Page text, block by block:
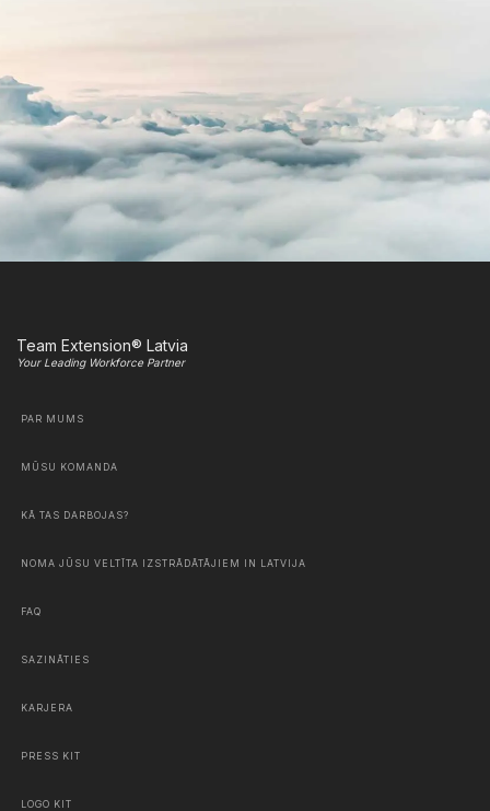
Team Extension® Latvia
Your Leading Workforce Partner
PAR MUMS
MŪSU KOMANDA
KĀ TAS DARBOJAS?
NOMA JŪSU VELTĪTA IZSTRĀDĀTĀJIEM IN LATVIJA
FAQ
SAZINĀTIES
KARJERA
PRESS KIT
LOGO KIT